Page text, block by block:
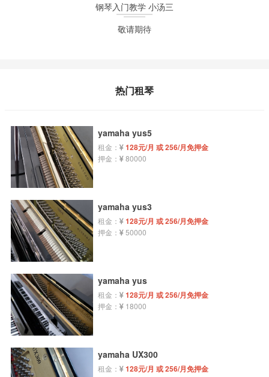
钢琴入门教学 小汤三
敬请期待
热门租琴
yamaha yus5
租金： 128元/月 或 256/月免押金
押金： 80000
yamaha yus3
租金： 128元/月 或 256/月免押金
押金： 50000
yamaha yus
租金： 128元/月 或 256/月免押金
押金： 18000
yamaha UX300
租金： 128元/月 或 256/月免押金